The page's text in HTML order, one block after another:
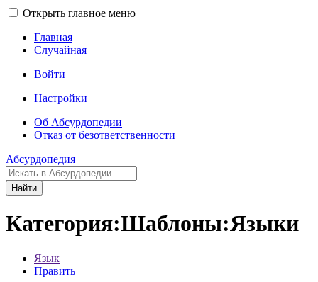
Открыть главное меню
Главная
Случайная
Войти
Настройки
Об Абсурдопедии
Отказ от безответственности
Абсурдопедия
Найти
Категория:Шаблоны:Языки
Язык
Править